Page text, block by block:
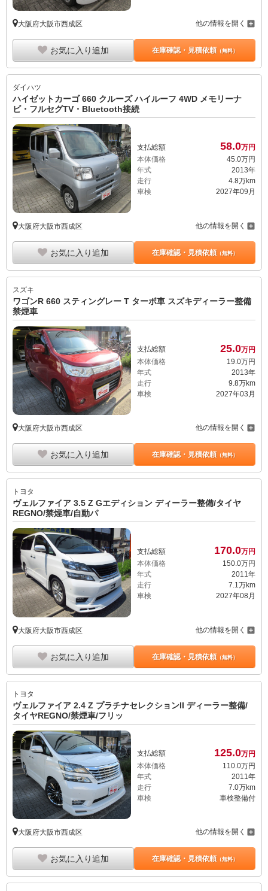
大阪府大阪市西成区 他の情報を開く
お気に入り追加 在庫確認・見積依頼（無料）
ダイハツ
ハイゼットカーゴ 660 クルーズ ハイルーフ 4WD メモリーナ
ビ・フルセグTV・Bluetooth接続
支払総額 58.0万円
本体価格
45.0万円
年式
2013年
走行
4.8万km
車検
2027年09月
大阪府大阪市西成区 他の情報を開く
お気に入り追加 在庫確認・見積依頼（無料）
スズキ
ワゴンR 660 スティングレー T ターボ車 スズキディーラー整備
禁煙車
支払総額 25.0万円
本体価格
19. 0万円
年式
2013年
走行
9.8万km
車検
2027年03月
大阪府大阪市西成区 他の情報を開く
お気に入り追加 在庫確認・見積依頼（無料）
トヨタ
ヴェルファイア 3.5 Z Gエディション ディーラー整備/タイヤ
REGNO/禁煙車/自動パ
支払総額 170.0万円
本体価格
150.0万円
年式
2011年
走行
7.1万km
車検
2027年08月
大阪府大阪市西成区 他の情報を開く
お気に入り追加 在庫確認・見積依頼（無料）
トヨタ
ヴェルファイア 2.4 Z プラチナセレクションII ディーラー整備/
タイヤREGNO/禁煙車/フリッ
支払総額 125.0万円
本体価格
110. 0万円
年式
2011年
走行
7.0万km
車検
車検整備付
大阪府大阪市西成区 他の情報を開く
お気に入り追加 在庫確認・見積依頼（無料）